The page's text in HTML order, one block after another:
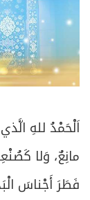
اَلْحَمْدُ للهِ
مانِعٌ، وَلا
فَطَرَ أَجْناسَ